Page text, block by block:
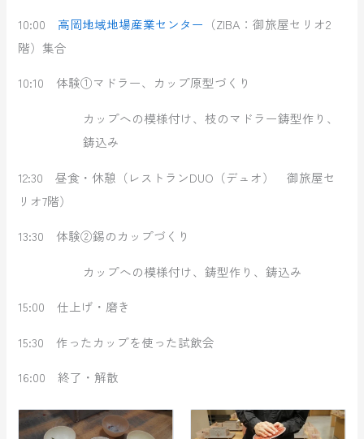
10:00 高岡地域地場産業センター （ZIBA：御旅屋セリオ2
階）集合
10:10 体験①マドラー、カップ原型づくり
カップへの模様付け、枝のマドラー鋳型作り、
鋳込み
12:30 昼食・休憩（レストランDUO（デュオ） 御旅屋セ
リオ7階）
13:30 体験②錫のカップづくり
カップへの模様付け、鋳型作り、鋳込み
15:00 仕上げ・磨き
15:30 作ったカップを使った試飲会
16:00 終了・解散